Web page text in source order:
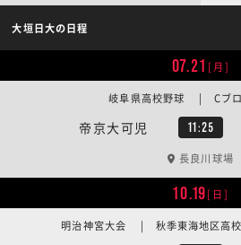
大垣日大の日程
07.21 [月]
帝京大可児 11:25
岐阜県高校野球 | Cブロ
長良川球場
10.19[日]
明治神宮大会 | 秋季東海地区高校